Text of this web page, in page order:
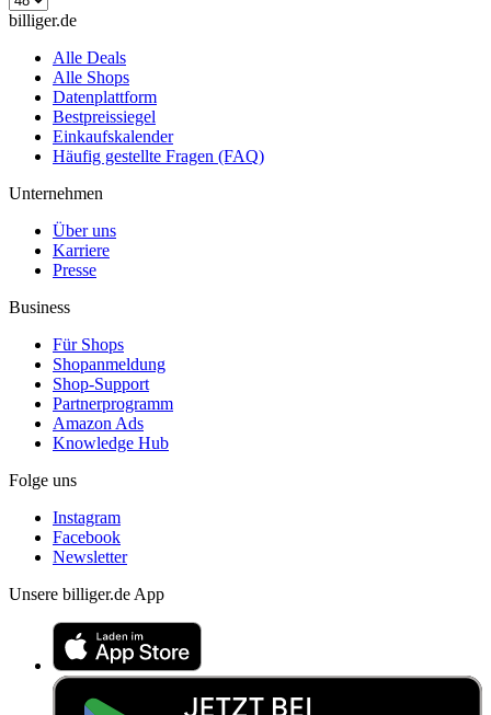
billiger.de
Alle Deals
Alle Shops
Datenplattform
Bestpreissiegel
Einkaufskalender
Häufig gestellte Fragen (FAQ)
Unternehmen
Über uns
Karriere
Presse
Business
Für Shops
Shopanmeldung
Shop-Support
Partnerprogramm
Amazon Ads
Knowledge Hub
Folge uns
Instagram
Facebook
Newsletter
Unsere billiger.de App